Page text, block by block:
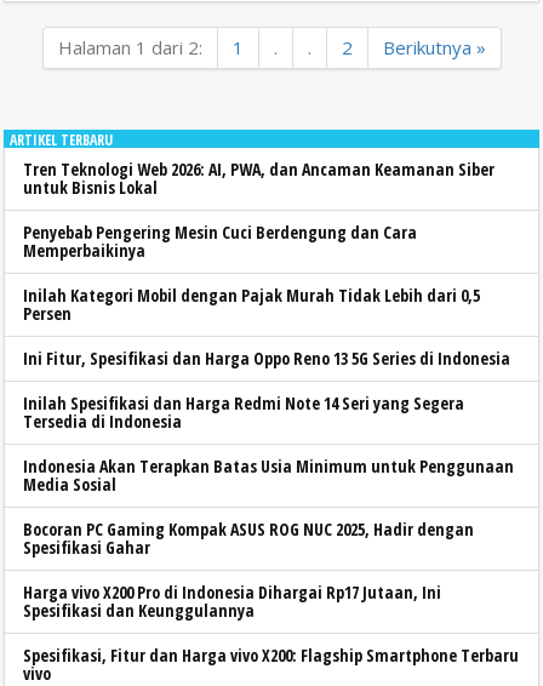
Halaman 1 dari 2: 1 . . 2 Berikutnya »
ARTIKEL TERBARU
Tren Teknologi Web 2026: AI, PWA, dan Ancaman Keamanan Siber
untuk Bisnis Lokal
Penyebab Pengering Mesin Cuci Berdengung dan Cara
Memperbaikinya
Inilah Kategori Mobil dengan Pajak Murah Tidak Lebih dari 0,5
Persen
Ini Fitur, Spesifikasi dan Harga Oppo Reno 13 5G Series di Indonesia
Inilah Spesifikasi dan Harga Redmi Note 14 Seri yang Segera
Tersedia di Indonesia
Indonesia Akan Terapkan Batas Usia Minimum untuk Penggunaan
Media Sosial
Bocoran PC Gaming Kompak ASUS ROG NUC 2025, Hadir dengan
Spesifikasi Gahar
Harga vivo X200 Pro di Indonesia Dihargai Rp17 Jutaan, Ini
Spesifikasi dan Keunggulannya
Spesifikasi, Fitur dan Harga vivo X200: Flagship Smartphone Terbaru
vivo